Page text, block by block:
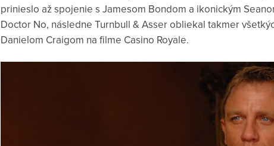
prinieslo až spojenie s Jamesom Bondom a ikonickým
Doctor No, následne Turnbull & Asser obliekal takmer
Danielom Craigom na filme Casino Royale.